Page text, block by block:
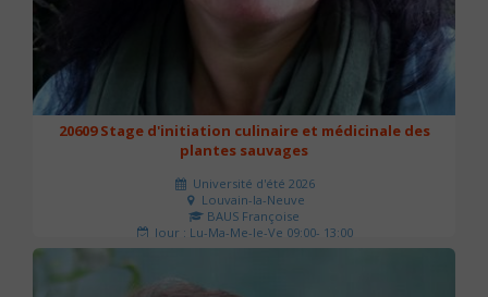
20609 Stage d'initiation culinaire et médicinale des
plantes sauvages
Université d'été 2026
Louvain-la-Neuve
BAUS Françoise
Jour : Lu-Ma-Me-Je-Ve 09:00- 13:00
Nombre de séances : 3